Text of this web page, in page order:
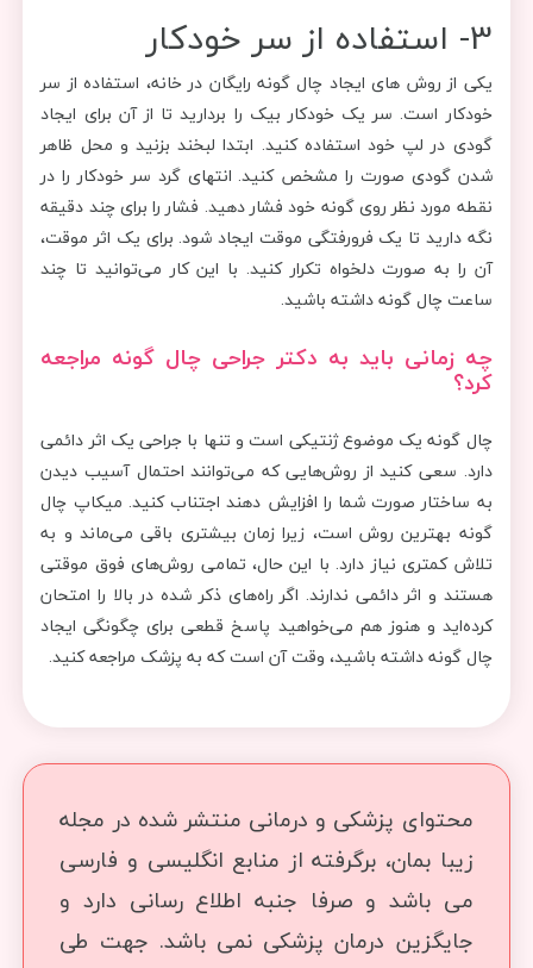
3- استفاده از سر خودکار
یکی از روش های ایجاد چال گونه رایگان در خانه، استفاده از سر
خودکار است. سر یک خودکار بیک را بردارید تا از آن برای ایجاد
گودی در لپ خود استفاده کنید. ابتدا لبخند بزنید و محل ظاهر
شدن گودی صورت را مشخص کنید. انتهای گرد سر خودکار را در
نقطه مورد نظر روی گونه خود فشار دهید. فشار را برای چند دقیقه
نگه دارید تا یک فرورفتگی موقت ایجاد شود. برای یک اثر موقت،
آن را به صورت دلخواه تکرار کنید. با این کار می‌توانید تا چند
ساعت چال گونه داشته باشید.
چه زمانی باید به دکتر جراحی چال گونه مراجعه
کرد؟
چال گونه یک موضوع ژنتیکی است و تنها با جراحی یک اثر دائمی
دارد. سعی کنید از روش‌هایی که می‌توانند احتمال آسیب دیدن
به ساختار صورت شما را افزایش دهند اجتناب کنید. میکاپ چال
گونه بهترین روش است، زیرا زمان بیشتری باقی می‌ماند و به
تلاش کمتری نیاز دارد. با این حال، تمامی روش‌های فوق موقتی
هستند و اثر دائمی ندارند. اگر راه‌های ذکر شده در بالا را امتحان
کرده‌اید و هنوز هم می‌خواهید پاسخ قطعی برای چگونگی ایجاد
چال گونه داشته باشید، وقت آن است که به پزشک مراجعه کنید.
محتوای پزشکی و درمانی منتشر شده در مجله
زیبا بمان، برگرفته از منابع انگلیسی و فارسی
می باشد و صرفا جنبه اطلاع رسانی دارد و
جایگزین درمان پزشکی نمی باشد. جهت طی